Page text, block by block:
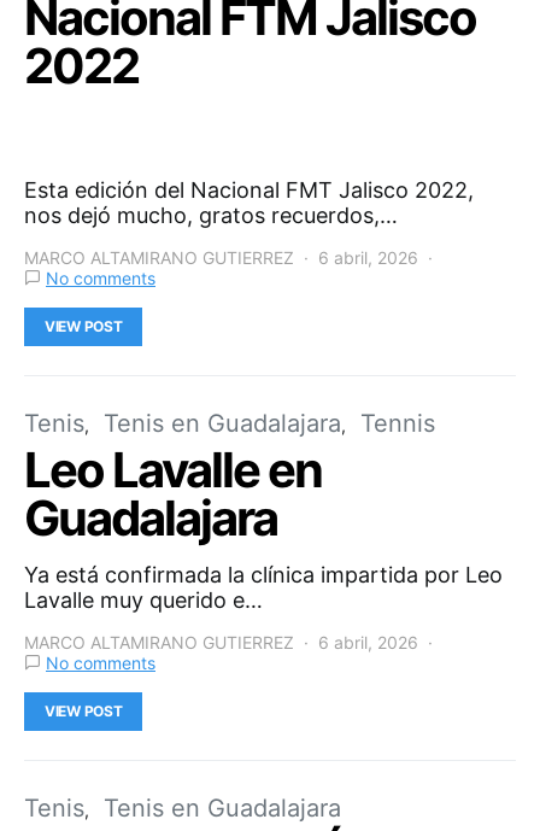
Nacional FTM Jalisco
2022
Esta edición del Nacional FMT Jalisco 2022,
nos dejó mucho, gratos recuerdos,…
MARCO ALTAMIRANO GUTIERREZ
6 abril, 2026
No comments
VIEW POST
Tenis Tenis en Guadalajara Tennis
Leo Lavalle en
Guadalajara
Ya está confirmada la clínica impartida por Leo
Lavalle muy querido e…
MARCO ALTAMIRANO GUTIERREZ
6 abril, 2026
No comments
VIEW POST
Tenis Tenis en Guadalajara